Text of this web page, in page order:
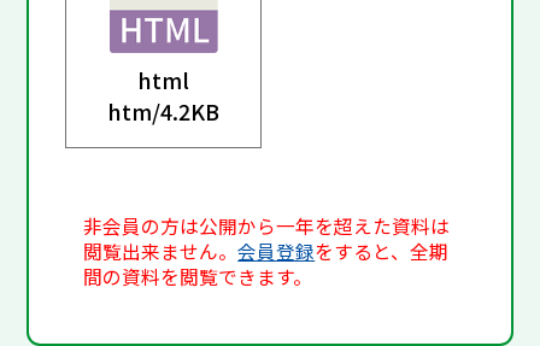
html
htm/4.2KB
非会員の方は公開から一年を超えた資料は
閲覧出来ません。会員登録をすると、全期
間の資料を閲覧できます。